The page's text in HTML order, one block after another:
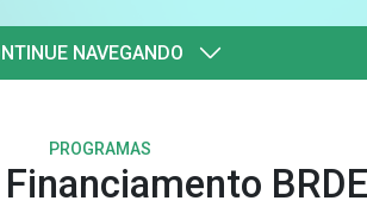
NAVEGANDO
PROGRAMAS
BRDE